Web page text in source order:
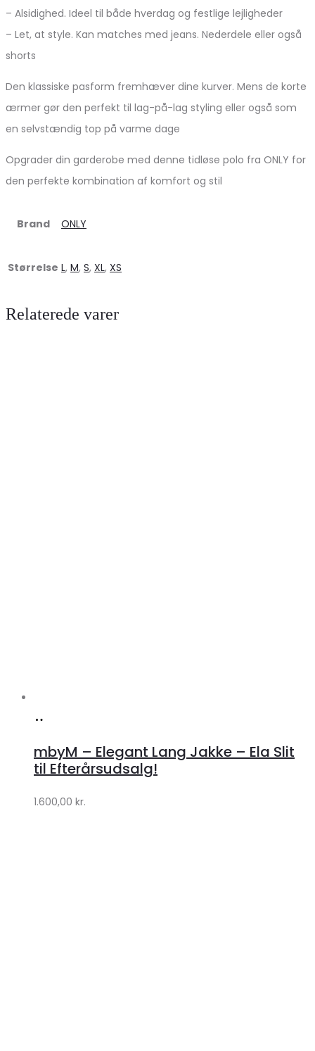
– Alsidighed. Ideel til både hverdag og festlige lejligheder
– Let, at style. Kan matches med jeans. Nederdele eller også
shorts
Den klassiske pasform fremhæver dine kurver. Mens de korte
ærmer gør den perfekt til lag-på-lag styling eller også som
en selvstændig top på varme dage
Opgrader din garderobe med denne tidløse polo fra ONLY for
den perfekte kombination af komfort og stil
Brand ONLY
Størrelse L, M, S, XL, XS
Relaterede varer
Lykke
Lykke
mbyM – Elegant Lang Jakke – Ela Slit
til Efterårsudsalg!
1.600,00 kr.